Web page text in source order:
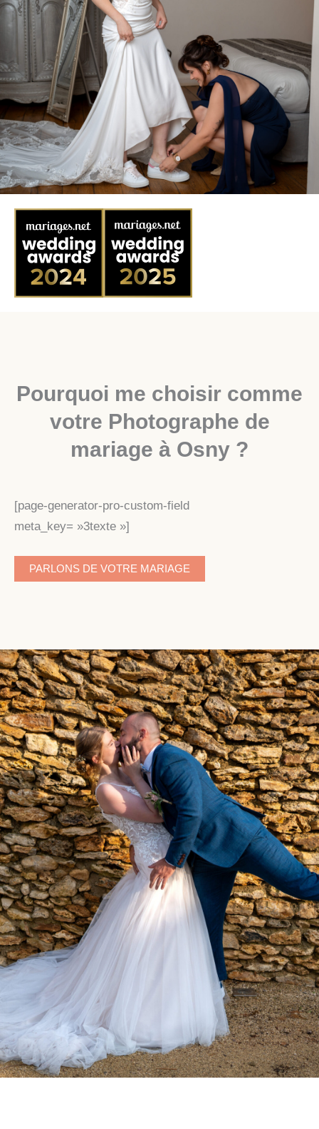
Pourquoi me choisir comme
votre Photographe de
mariage à Osny ?
[page-generator-pro-custom-field
meta_key= »3texte »]
PARLONS DE VOTRE MARIAGE